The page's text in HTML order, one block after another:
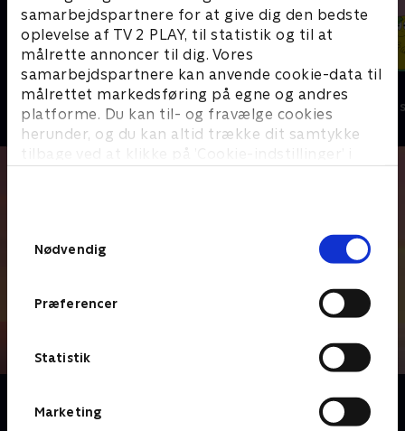
samarbejdspartnere for at give dig den bedste
oplevelse af TV 2 PLAY, til statistik og til at
målrette annoncer til dig. Vores
samarbejdspartnere kan anvende cookie-data til
målrettet markedsføring på egne og andres
platforme. Du kan til- og fravælge cookies
herunder, og du kan altid trække dit samtykke
tilbage ved at klikke på ’Cookie-indstillinger’ i
Nødvendig
Præferencer
Statistik
Marketing
Gurli Gris
Børneserier • 4 sæsoner
Barbapapa
Børneserier • 1
Rasmus Klump er en glad og energisk lille bjørn, der